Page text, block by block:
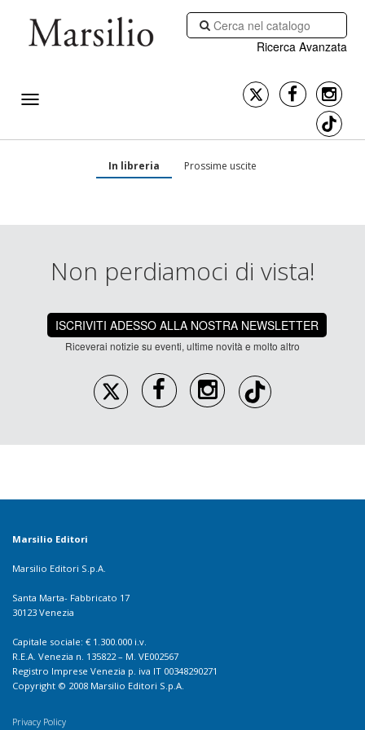
Ricerca Avanzata
In libreria Prossime uscite
Non perdiamoci di vista!
ISCRIVITI ADESSO ALLA NOSTRA NEWSLETTER
Riceverai notizie su eventi, ultime novità e molto altro
Marsilio Editori
Marsilio Editori S.p.A.
Santa Marta- Fabbricato 17
30123 Venezia
Capitale sociale: € 1.300.000 i.v.
R.E.A. Venezia n. 135822 – M. VE002567
Registro Imprese Venezia p. iva IT 00348290271
Copyright © 2008 Marsilio Editori S.p.A.
Privacy Policy